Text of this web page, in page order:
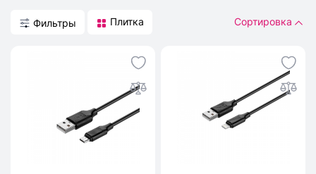
Фильтры Плитка Сортировка